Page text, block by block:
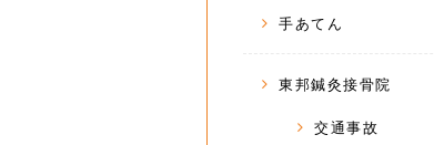
手あてん
東邦鍼灸接骨院
交通事故